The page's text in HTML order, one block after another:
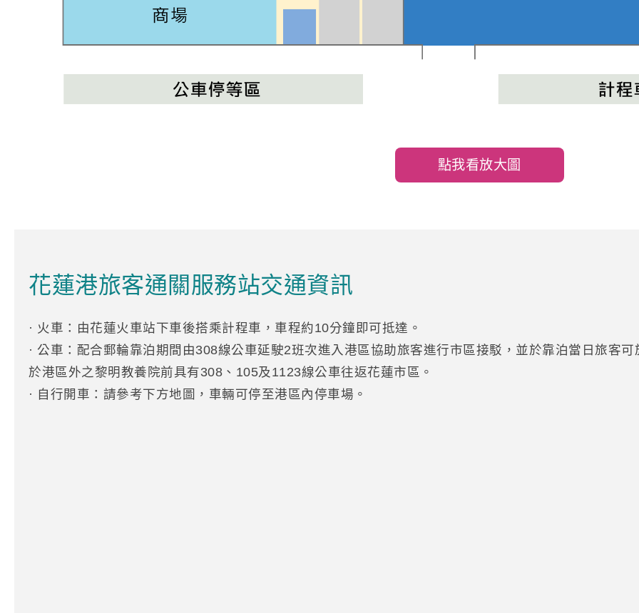
點我看放大圖
花蓮港旅客通關服務站交通資訊
· 火車：由花蓮火車站下車後搭乘計程車，車程約10分鐘即可抵達。
· 公車：配合郵輪靠泊期間由308線公車延駛2班次進入港區協助旅客進行市區接駁，並於靠泊當日旅客
於港區外之黎明教養院前具有308、105及1123線公車往返花蓮市區。
· 自行開車：請參考下方地圖，車輛可停至港區內停車場。